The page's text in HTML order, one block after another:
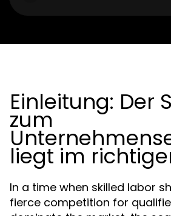
Einleitung: Der
zum
liegt im
In a time when skilled labor
fierce competition for